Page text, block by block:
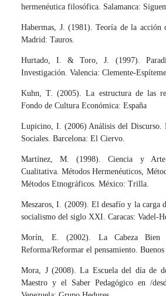
hermenéutica filosófica. Salamanca:
Habermas, J. (1981). Teoría de la acción
Madrid: Tauros.
Hurtado, I. & Toro, J. (1997).
Investigación. Valencia: Clemente-
Kuhn, T. (2005). La estructura de las
Fondo de Cultura Económica: España
Lupicino, I. (2006) Análisis del Discurso.
Sociales. Barcelona: El Ciervo.
Martínez, M. (1998). Ciencia y
Cualitativa. Métodos Hermenéuticos,
Métodos Etnográficos. México: Trilla.
Meszaros, I. (2009). El desafío y la carga
socialismo del siglo XXI. Caracas: Vadel-
Morín, E. (2002). La Cabeza Bien
Reforma/Reformar el pensamiento.
Mora, J (2008). La Escuela del día de
Maestro y el Saber Pedagógico en /